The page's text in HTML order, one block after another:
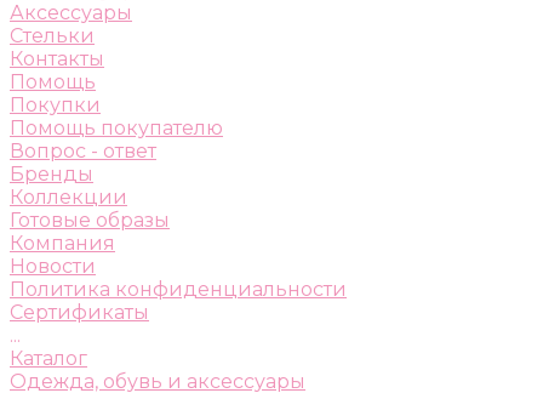
Аксессуары
Стельки
Контакты
Помощь
Покупки
Помощь покупателю
Вопрос - ответ
Бренды
Коллекции
Готовые образы
Компания
Новости
Политика конфиденциальности
Сертификаты
...
Каталог
Одежда, обувь и аксессуары